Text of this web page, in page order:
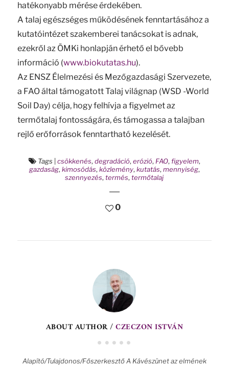
hatékonyabb mérése érdekében.
A talaj egészséges működésének fenntartásához a
kutatóintézet szakemberei tanácsokat is adnak,
ezekről az ÖMKi honlapján érhető el bővebb
információ (www.biokutatas.hu).
Az ENSZ Élelmezési és Mezőgazdasági Szervezete,
a FAO által támogatott Talaj világnap (WSD -World
Soil Day) célja, hogy felhívja a figyelmet az
termőtalaj fontosságára, és támogassa a talajban
rejlő erőforrások fenntartható kezelését.
Tags csökkenés, degradáció, erózió, FAO, figyelem,
gazdaság, kimosódás, közlemény, kutatás, mennyiség,
szennyezés,termés,termőtalaj
0
ABOUT AUTHOR /CZECZON ISTVÁN
Alapító/Tulajdonos/Főszerkesztő A Kávészünet az elmének